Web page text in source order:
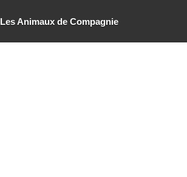
Les Animaux de Compagnie